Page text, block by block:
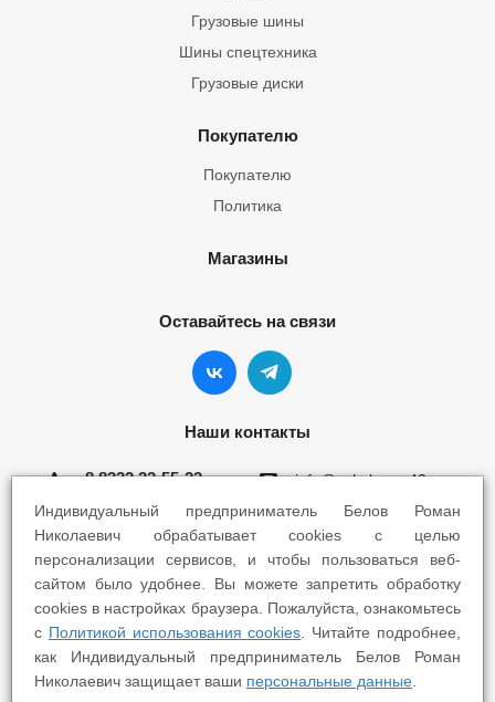
Грузовые шины
Шины спецтехника
Грузовые диски
Покупателю
Покупателю
Политика
Магазины
Оставайтесь на связи
Наши контакты
8 8332 22-55-22 info@yokohama43.ru
Киров, ул. Ломоносова 5Б
Киров, ул. Профсоюзная 7А
2025 © Yokohama Киров - Шины Диски Сервис
Индивидуальный предприниматель Белов Роман
Николаевич обрабатывает cookies с целью
персонализации сервисов, и чтобы пользоваться веб-
сайтом было удобнее. Вы можете запретить обработку
cookies в настройках браузера. Пожалуйста, ознакомьтесь
с Политикой использования cookies . Читайте подробнее,
как Индивидуальный предприниматель Белов Роман
Николаевич защищает ваши персональные данные